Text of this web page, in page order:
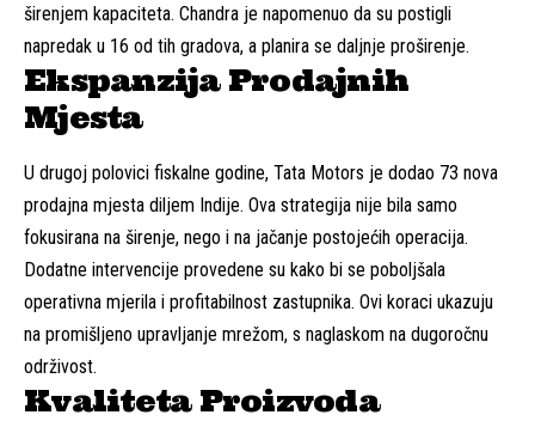
širenjem kapaciteta. Chandra je napomenuo da su postigli
napredak u 16 od tih gradova, a planira se daljnje proširenje.
Ekspanzija Prodajnih
Mjesta
U drugoj polovici fiskalne godine, Tata Motors je dodao 73 nova
prodajna mjesta diljem Indije. Ova strategija nije bila samo
fokusirana na širenje, nego i na jačanje postojećih operacija.
Dodatne intervencije provedene su kako bi se poboljšala
operativna mjerila i profitabilnost zastupnika. Ovi koraci ukazuju
na promišljeno upravljanje mrežom, s naglaskom na dugoročnu
održivost.
Kvaliteta Proizvoda